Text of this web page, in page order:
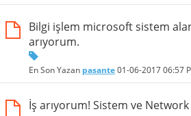
Bilgi işlem microsoft sistem
arıyorum.
En Son Yazan pasante01-06-201706:57
İş arıyorum! Sistem ve Network